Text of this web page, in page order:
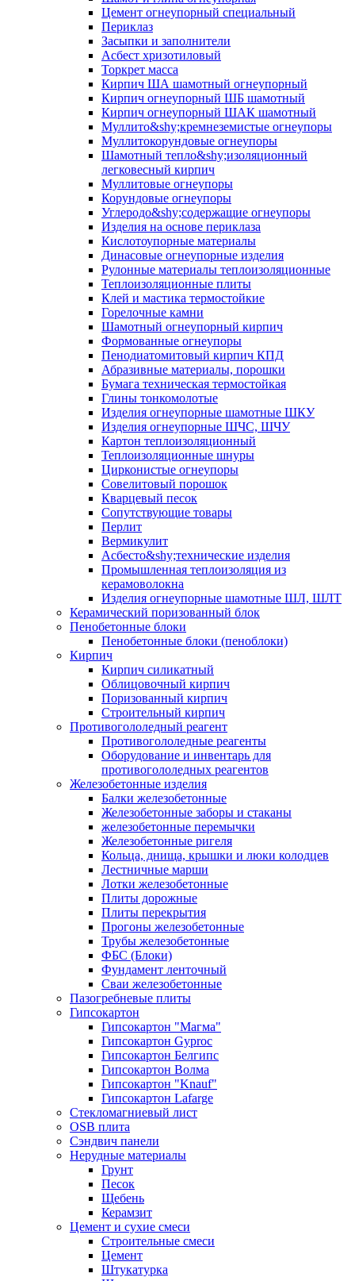
Цемент огнеупорный специальный
Периклаз
Засыпки и заполнители
Асбест хризотиловый
Торкрет масса
Кирпич ША шамотный огнеупорный
Кирпич огнеупорный ШБ шамотный
Кирпич огнеупорный ШАК шамотный
Муллито&shy;­кремнеземистые огнеупоры
Муллито­корундовые огнеупоры
Шамотный тепло&shy;изоляционный
легковесный кирпич
Муллитовые огнеупоры
Корундовые огнеупоры
Углеродо&shy;содержащие огнеупоры
Изделия на основе периклаза
Кислотоупорные материалы
Динасовые огнеупорные изделия
Рулонные материалы теплоизоляционные
Тепло­изоляционные плиты
Клей и мастика термостойкие
Горелочные камни
Шамотный огнеупорный кирпич
Формованные огнеупоры
Пенодиатомитовый кирпич КПД
Абразивные материалы, порошки
Бумага техническая термостойкая
Глины тонкомолотые
Изделия огнеупорные шамотные ШКУ
Изделия огнеупорные ШЧС, ШЧУ
Картон теплоизоляционный
Теплоизоляционные шнуры
Цирконистые огнеупоры
Совелитовый порошок
Кварцевый песок
Сопутствующие товары
Перлит
Вермикулит
Асбесто&shy;технические изделия
Промышленная теплоизоляция из
керамоволокна
Изделия огнеупорные шамотные ШЛ, ШЛТ
Керамический поризованный блок
Пенобетонные блоки
Пенобетонные блоки (пеноблоки)
Кирпич
Кирпич силикатный
Облицовочный кирпич
Поризованный кирпич
Строительный кирпич
Противогололедный реагент
Противогололедные реагенты
Оборудование и инвентарь для
противогололедных реагентов
Железобетонные изделия
Балки железобетонные
Железобетонные заборы и стаканы
железобетонные перемычки
Железобетонные ригеля
Кольца, днища, крышки и люки колодцев
Лестничные марши
Лотки железобетонные
Плиты дорожные
Плиты перекрытия
Прогоны железобетонные
Трубы железобетонные
ФБС (Блоки)
Фундамент ленточный
Сваи железобетонные
Пазогребневые плиты
Гипсокартон
Гипсокартон "Магма"
Гипсокартон Gyproc
Гипсокартон Белгипс
Гипсокартон Волма
Гипсокартон "Knauf"
Гипсокартон Lafarge
Стекломагниевый лист
OSB плита
Сэндвич панели
Нерудные материалы
Грунт
Песок
Щебень
Керамзит
Цемент и сухие смеси
Строительные смеси
Цемент
Штукатурка